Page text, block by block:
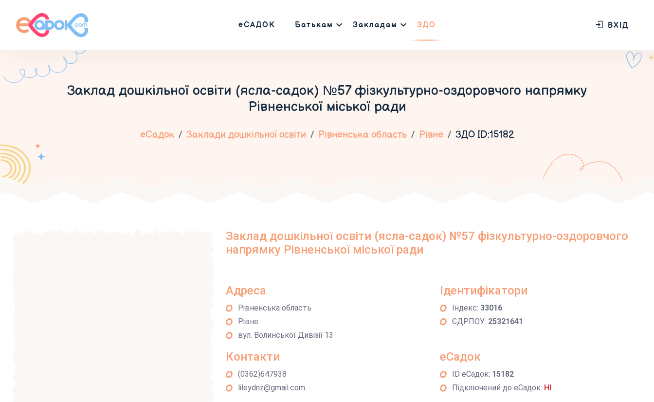
еСАДОК Батькам Закладам ЗДО ВХІД
Заклад дошкільної освіти (ясла-садок) №57 фізкультурно-оздоровчого напрямку
Рівненської міської ради
еСадок Заклади дошкільної освіти Рівненська область Рівне ЗДО ID:15182
Заклад дошкільної освіти (ясла-садок) №57 фізкультурно-оздоровчого
напрямку Рівненської міської ради
Адреса
Рівненська область
Рівне
вул. Волинської Дивізії 13
Ідентифікатори
Індекс: 33016
ЄДРПОУ: 25321641
Контакти
(0362)647938
lileydnz@gmail.com
еСадок
ID еСадок: 15182
Підключений до еСадок: НІ